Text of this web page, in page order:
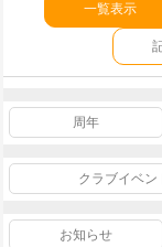
一覧表示
周年
クラブイベン
お知らせ